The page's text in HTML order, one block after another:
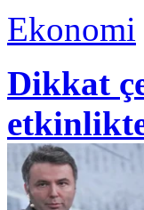
Ekonomi
Dikkat